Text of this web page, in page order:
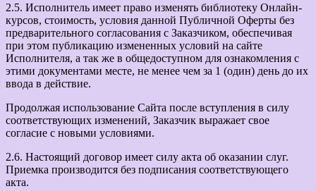
2.5. Исполнитель имеет право изменять библиотеку Онлайн-
курсов, стоимость, условия данной Публичной Оферты без
предварительного согласования с Заказчиком, обеспечивая
при этом публикацию измененных условий на сайте
Исполнителя, а так же в общедоступном для ознакомления с
этими документами месте, не менее чем за 1 (один) день до их
ввода в действие.
Продолжая использование Сайта после вступления в силу
соответствующих изменений, Заказчик выражает свое
согласие с новыми условиями.
2.6. Настоящий договор имеет силу акта об оказании слуг.
Приемка производится без подписания соответствующего
акта.